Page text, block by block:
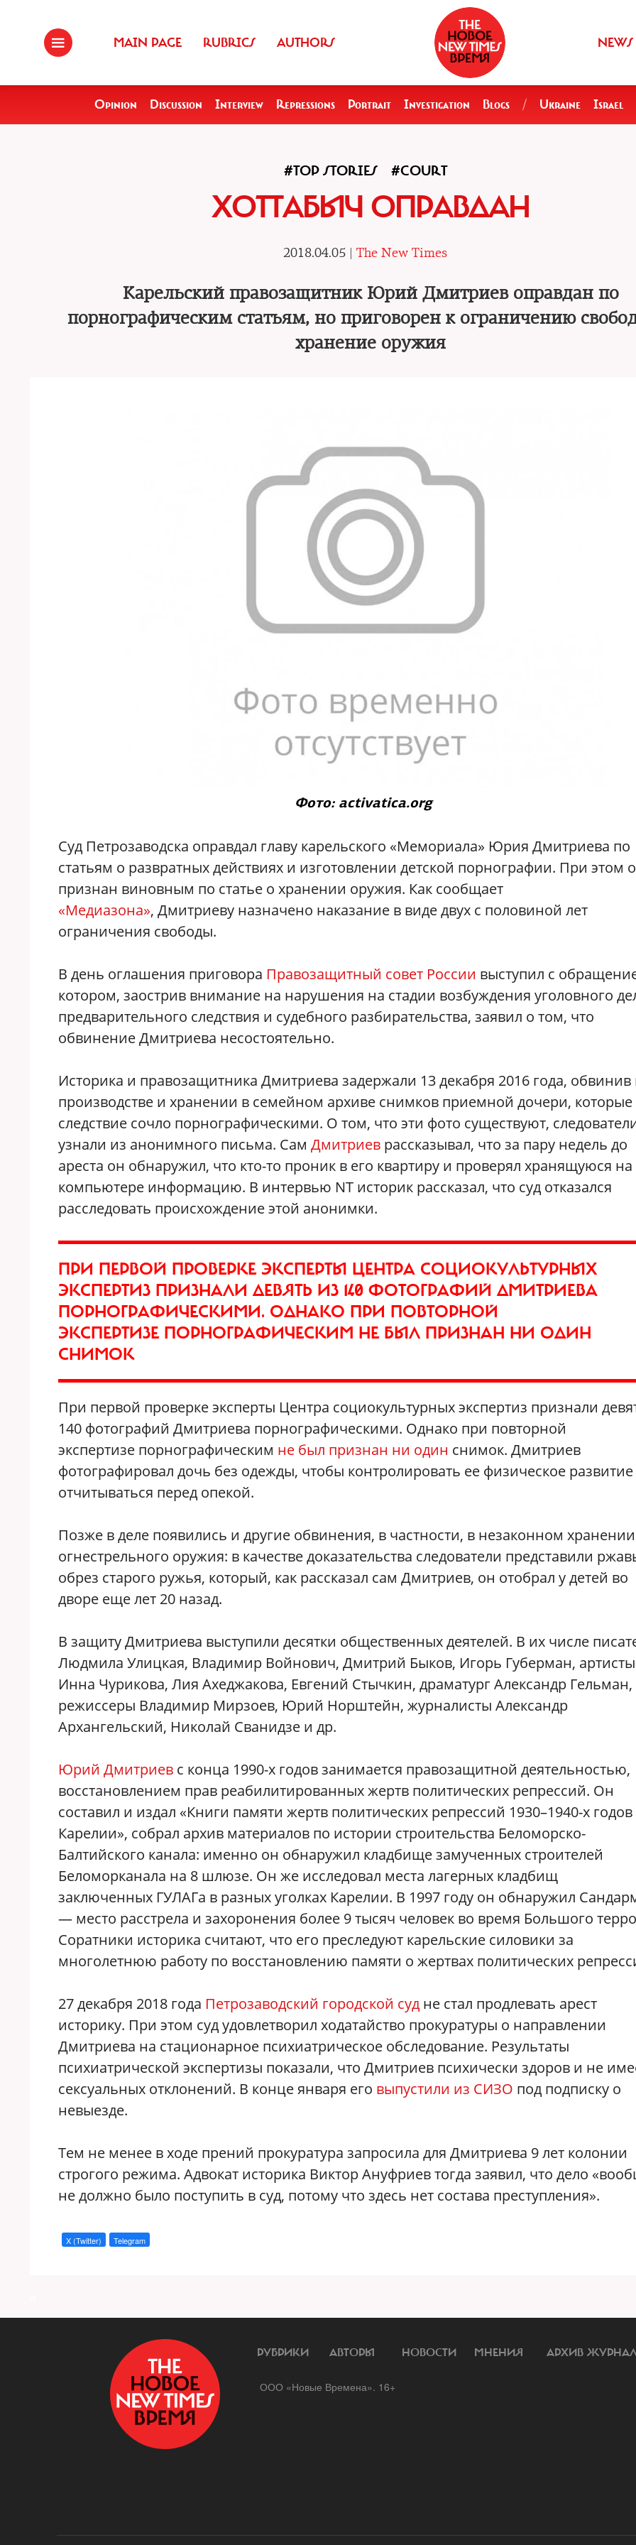
MAIN PAGE RUBRICS AUTHORS NEWS
Opinion Discussion Interview Repressions Portrait Investigation Blogs / Ukraine Israel
#TOP STORIES #COURT
ХОТТАБЫЧ ОПРАВДАН
2018.04.05 | The New Times
Карельский правозащитник Юрий Дмитриев оправдан по
порнографическим статьям, но приговорен к ограничению
хранение оружия
Фото: activatica.org
Суд Петрозаводска оправдал главу карельского «Мемориала» Юрия Дмитриева по
статьям о развратных действиях и изготовлении детской порнографии. При этом
признан виновным по статье о хранении оружия. Как сообщает
«Медиазона», Дмитриеву назначено наказание в виде двух с половиной лет
ограничения свободы.
В день оглашения приговора Правозащитный совет России выступил с
котором, заострив внимание на нарушения на стадии возбуждения уголовного
предварительного следствия и судебного разбирательства, заявил о том, что
обвинение Дмитриева несостоятельно.
Историка и правозащитника Дмитриева задержали 13 декабря 2016 года, обвинив
производстве и хранении в семейном архиве снимков приемной дочери, которые
следствие сочло порнографическими. О том, что эти фото существуют,
узнали из анонимного письма. Сам Дмитриев рассказывал, что за пару недель до
ареста он обнаружил, что кто-то проник в его квартиру и проверял хранящуюся на
компьютере информацию. В интервью NT историк рассказал, что суд отказался
расследовать происхождение этой анонимки.
ПРИ ПЕРВОЙ ПРОВЕРКЕ ЭКСПЕРТЫ ЦЕНТРА СОЦИОКУЛЬТУРНЫХ
ЭКСПЕРТИЗ ПРИЗНАЛИ ДЕВЯТЬ ИЗ 140 ФОТОГРАФИЙ ДМИТРИЕВА
ПОРНОГРАФИЧЕСКИМИ. ОДНАКО ПРИ ПОВТОРНОЙ
ЭКСПЕРТИЗЕ ПОРНОГРАФИЧЕСКИМ НЕ БЫЛ ПРИЗНАН НИ ОДИН
СНИМОК
При первой проверке эксперты Центра социокультурных экспертиз признали
140 фотографий Дмитриева порнографическими. Однако при повторной
экспертизе порнографическим не был признан ни один снимок. Дмитриев
фотографировал дочь без одежды, чтобы контролировать ее физическое
отчитываться перед опекой.
Позже в деле появились и другие обвинения, в частности, в незаконном хранении
огнестрельного оружия: в качестве доказательства следователи представили
обрез старого ружья, который, как рассказал сам Дмитриев, он отобрал у детей во
дворе еще лет 20 назад.
В защиту Дмитриева выступили десятки общественных деятелей. В их числе
Людмила Улицкая, Владимир Войнович, Дмитрий Быков, Игорь Губерман, артисты
Инна Чурикова, Лия Ахеджакова, Евгений Стычкин, драматург Александр Гельман,
режиссеры Владимир Мирзоев, Юрий Норштейн, журналисты Александр
Архангельский, Николай Сванидзе и др.
Юрий Дмитриев с конца 1990-х годов занимается правозащитной деятельностью,
восстановлением прав реабилитированных жертв политических репрессий. Он
составил и издал «Книги памяти жертв политических репрессий 1930–1940-х годов
Карелии», собрал архив материалов по истории строительства Беломорско-
Балтийского канала: именно он обнаружил кладбище замученных строителей
Беломорканала на 8 шлюзе. Он же исследовал места лагерных кладбищ
заключенных ГУЛАГа в разных уголках Карелии. В 1997 году он обнаружил
— место расстрела и захоронения более 9 тысяч человек во время Большого
Соратники историка считают, что его преследуют карельские силовики за
многолетнюю работу по восстановлению памяти о жертвах политических
27 декабря 2018 года Петрозаводский городской суд не стал продлевать арест
историку. При этом суд удовлетворил ходатайство прокуратуры о направлении
Дмитриева на стационарное психиатрическое обследование. Результаты
психиатрической экспертизы показали, что Дмитриев психически здоров и не
сексуальных отклонений. В конце января его выпустили из СИЗО под подписку о
невыезде.
Тем не менее в ходе прений прокуратура запросила для Дмитриева 9 лет колонии
строгого режима. Адвокат историка Виктор Ануфриев тогда заявил, что дело
не должно было поступить в суд, потому что здесь нет состава преступления».
X (Twitter) Telegram
РУБРИКИ АВТОРЫ НОВОСТИ МНЕНИЯ АРХИВ
ООО «Новые Времена». 16+